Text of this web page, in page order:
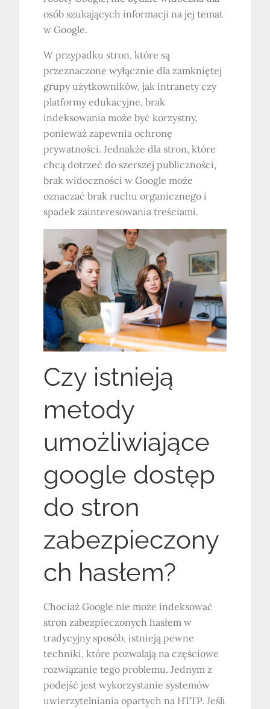
osób szukających informacji na jej temat
w Google.
W przypadku stron, które są
przeznaczone wyłącznie dla zamkniętej
grupy użytkowników, jak intranety czy
platformy edukacyjne, brak
indeksowania może być korzystny,
ponieważ zapewnia ochronę
prywatności. Jednakże dla stron, które
chcą dotrzeć do szerszej publiczności,
brak widoczności w Google może
oznaczać brak ruchu organicznego i
spadek zainteresowania treściami.
Czy istnieją
metody
umożliwiające
google dostęp
do stron
zabezpieczony
ch hasłem?
Chociaż Google nie może indeksować
stron zabezpieczonych hasłem w
tradycyjny sposób, istnieją pewne
techniki, które pozwalają na częściowe
rozwiązanie tego problemu. Jednym z
podejść jest wykorzystanie systemów
uwierzytelniania opartych na HTTP. Jeśli